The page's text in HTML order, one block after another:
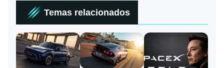
Temas relacionados